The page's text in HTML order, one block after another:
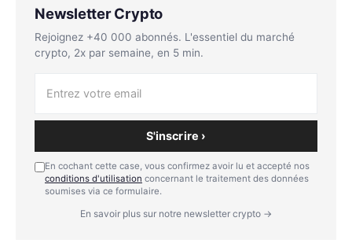
Newsletter Crypto
Rejoignez +40 000 abonnés. L'essentiel du marché
crypto, 2x par semaine, en 5 min.
S'inscrire ›
En cochant cette case, vous confirmez avoir lu et accepté nos
conditions d'utilisation concernant le traitement des données
soumises via ce formulaire.
En savoir plus sur notre newsletter crypto →